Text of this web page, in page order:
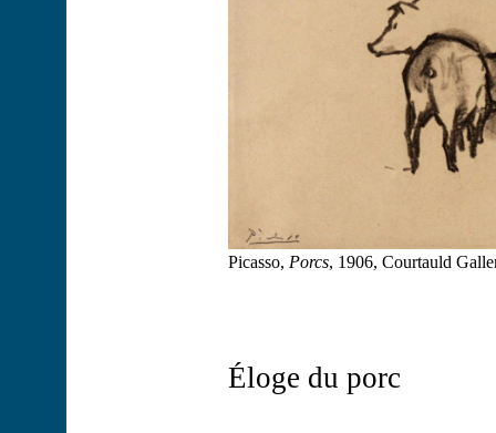
Picasso, Porcs, 1906, Courtauld
Éloge du porc